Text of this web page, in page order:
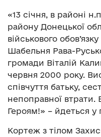
«13 січня, в районі
району Донецької
військового
Шабельня Рава-
громади Віталій
червня 2000 року.
співчуття батьку,
непоправної втрати.
Героям!» – йдеться у
Кортеж з тілом